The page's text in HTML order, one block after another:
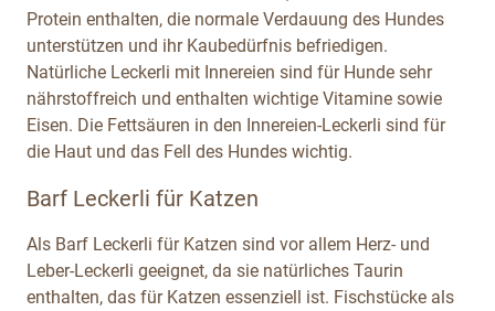
Protein enthalten, die normale Verdauung des Hundes
unterstützen und ihr Kaubedürfnis befriedigen.
Natürliche Leckerli mit Innereien sind für Hunde sehr
nährstoffreich und enthalten wichtige Vitamine sowie
Eisen. Die Fettsäuren in den Innereien-Leckerli sind für
die Haut und das Fell des Hundes wichtig.
Barf Leckerli für Katzen
Als Barf Leckerli für Katzen sind vor allem Herz- und
Leber-Leckerli geeignet, da sie natürliches Taurin
enthalten, das für Katzen essenziell ist. Fischstücke als